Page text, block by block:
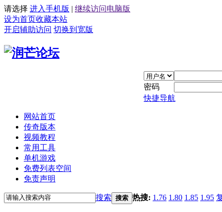
请选择 进入手机版 | 继续访问电脑版
设为首页收藏本站
开启辅助访问 切换到宽版
密码
快捷导航
网站首页
传奇版本
视频教程
常用工具
单机游戏
免费列表空间
免责声明
搜索 搜索 热搜: 1.76 1.80 1.85 1.95